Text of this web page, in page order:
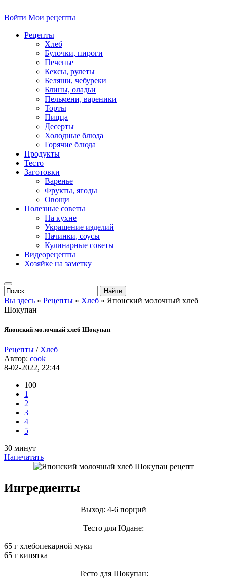
Войти Мои рецепты
Рецепты
Хлеб
Булочки, пироги
Печенье
Кексы, рулеты
Беляши, чебуреки
Блины, оладьи
Пельмени, вареники
Торты
Пицца
Десерты
Холодные блюда
Горячие блюда
Продукты
Тесто
Заготовки
Варенье
Фрукты, ягоды
Овощи
Полезные советы
На кухне
Украшение изделий
Начинки, соусы
Кулинарные советы
Видеорецепты
Хозяйке на заметку
Вы здесь » Рецепты » Хлеб » Японский молочный хлеб
Шокупан
Японский молочный хлеб Шокупан
Рецепты / Хлеб
Автор: cook
8-02-2022, 22:44
100
1
2
3
4
5
30 минут
Напечатать
Ингредиенты
Выход: 4-6 порций
Тесто для Юдане:
65 г хлебопекарной муки
65 г кипятка
Тесто для Шокупан: